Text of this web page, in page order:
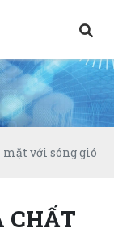
mặt với sóng gió
CHẤT